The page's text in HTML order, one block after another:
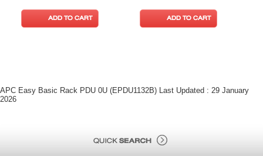
ADD TO CART ADD TO CART
APC Easy Basic Rack PDU 0U (EPDU1132B) Last Updated : 29 January
2026